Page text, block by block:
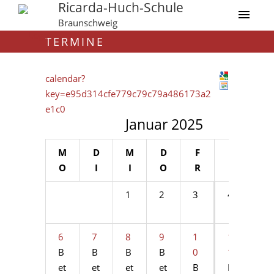
Ricarda-Huch-Schule
Braunschweig
TERMINE
calendar?
key=e95d314cfe779c79c79a486173a2
e1c0
Januar 2025
M
O
D
I
M
I
D
O
F
R
1 2 3 4
6
B
et
7
B
et
8
B
et
9
B
et
1
0
B
1
1
B